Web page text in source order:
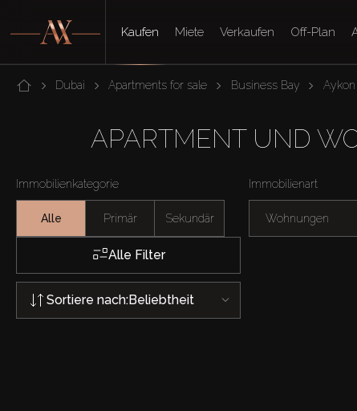
Kaufen Miete Verkaufen Off-Plan
Dubai Apartments for sale Business Bay Aykon
APARTMENT UND
Immobilienkategorie
Alle Primär Sekundär
Immobilienart
Wohnungen
Alle Filter
Sortiere nach:Beliebtheit